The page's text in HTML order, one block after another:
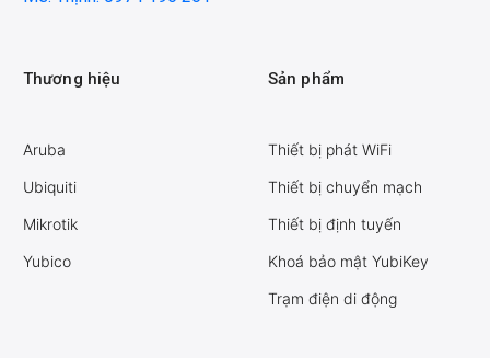
Thương hiệu
Aruba
Ubiquiti
Mikrotik
Yubico
Sản phẩm
Thiết bị phát WiFi
Thiết bị chuyển mạch
Thiết bị định tuyến
Khoá bảo mật YubiKey
Trạm điện di động